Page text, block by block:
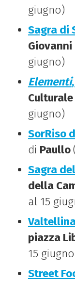
giugno)
Sagra di
Giovanni
giugno)
Elementi
giugno)
SorRiso
di Paullo
Sagra
della
al 15
piazza
15
Street